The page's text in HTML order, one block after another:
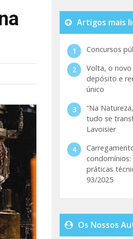
Artigos mais
Concursos
Volta, o
depósito e
único
“Na
tudo se
Lavoisier
práticas
93/2025
Os Nossos